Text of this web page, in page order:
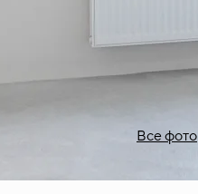
Все фото